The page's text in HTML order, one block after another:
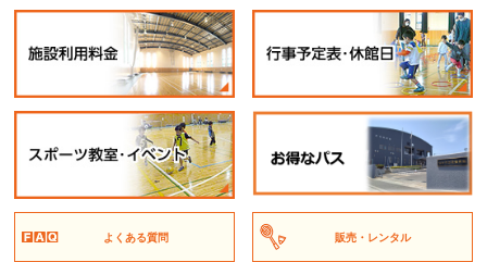
よくある質問 販売・レンタル